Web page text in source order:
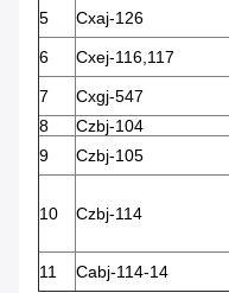
5 Cxaj-126
6 Cxej-116,117
7 Cxgj-547
8
Czbj-104
9
Czbj-105
10 Czbj-114
11 Cabj-114-14